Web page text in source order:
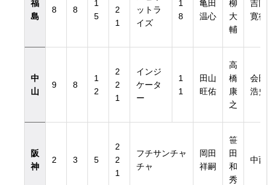
福
島
8 8
1
5
2
1
ットラ
イズ
1
8
亀田
温心
柳
大
輔
吉岡
寛行
中
山
9 8
1
2
2
2
1
インジ
ケータ
ー
1
1
田山
旺佑
高
橋
康
之
会田
浩史
阪
神
2 3 5
2
2
1
フチサンチャ
チャ
岡田
祥嗣
笹
田
和
秀
中西